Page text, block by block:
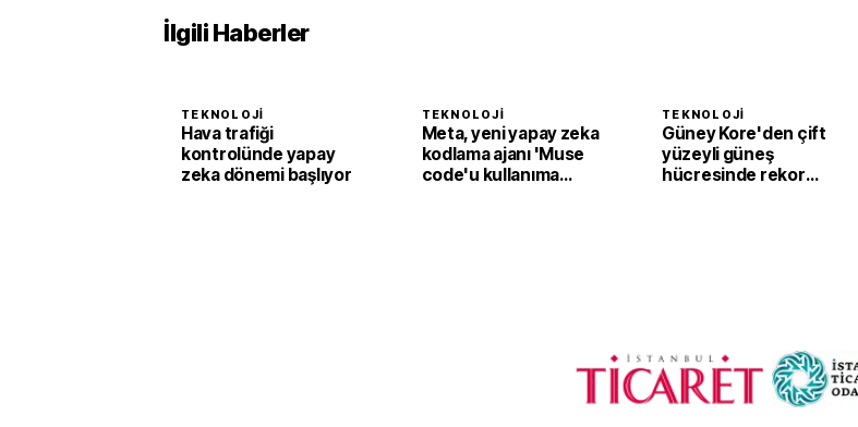
İlgili Haberler
TEKNOLOJI
Hava trafiği
kontrolünde yapay
zeka dönemi başlıyor
TEKNOLOJI
Meta, yeni yapay zeka
kodlama ajanı 'Muse
code'u kullanıma
TEKNOLOJI
Güney Kore'den çift
yüzeyli güneş
hücresinde rekor